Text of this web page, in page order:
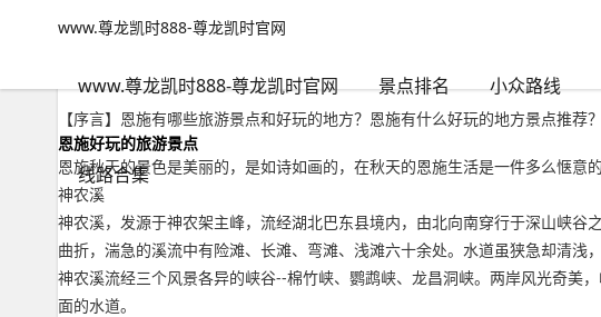
www.尊龙凯时888-尊龙凯时官网
www.尊龙凯时888-尊龙凯时官网 景点排名 小众路线
线路合集
www.尊龙凯时888-尊龙凯时官网
恩施有哪些旅游景点和好玩的地方？恩施有什么好玩的地方景点推荐-www.尊龙
【序言】恩施有哪些旅游景点和好玩的地方？恩施有什么好玩的地方景点推
恩施好玩的旅游景点
恩施秋天的景色是美丽的，是如诗如画的，在秋天的恩施生活是一件多么惬意
神农溪
神农溪，发源于神农架主峰，流经湖北巴东县境内，由北向南穿行于深山峡
曲折，湍急的溪流中有险滩、长滩、弯滩、浅滩六十余处。水道虽狭急却清浅
神农溪流经三个风景各异的峡谷--棉竹峡、鹦鹉峡、龙昌洞峡。两岸风光奇美
面的水道。